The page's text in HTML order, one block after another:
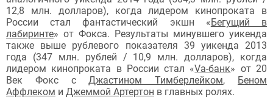
12,8 млн. долларов), когда лидером кинопроката в
России сталфантастический экшн «Бегущий в
лабиринте» от Фокса. Результаты минувшего уикенда
также выше рублевого показателя 39 уикенда 2013
года (347 млн. рублей / 10,9 млн. долларов), когда
лидером кинопроката в Россиистал «Va-банк» от 20
Век Фокс сДжастином Тимберлейком, Беном
Аффлеком и Джеммой Артертон в главных ролях.